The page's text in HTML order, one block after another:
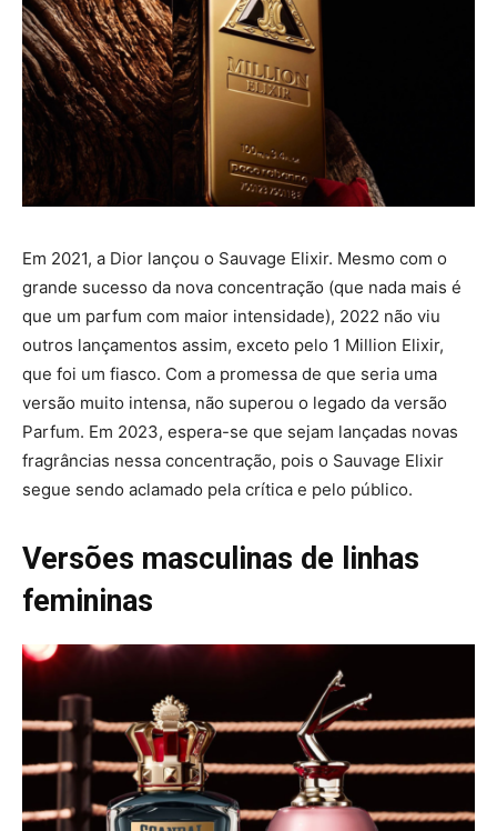
Em 2021, a Dior lançou o Sauvage Elixir. Mesmo com o
grande sucesso da nova concentração (que nada mais é
que um parfum com maior intensidade), 2022 não viu
outros lançamentos assim, exceto pelo 1 Million Elixir,
que foi um fiasco. Com a promessa de que seria uma
versão muito intensa, não superou o legado da versão
Parfum. Em 2023, espera-se que sejam lançadas novas
fragrâncias nessa concentração, pois o Sauvage Elixir
segue sendo aclamado pela crítica e pelo público.
Versões masculinas de linhas
femininas